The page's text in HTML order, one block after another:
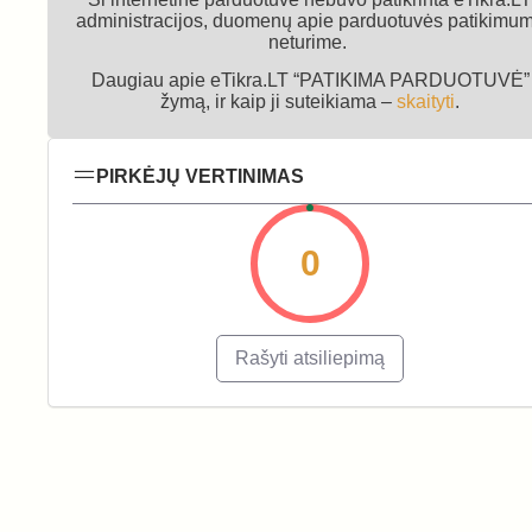
administracijos, duomenų apie parduotuvės
neturime.
Daugiau apie eTikra.LT “PATIKIMA PARDUOTUVĖ”
žymą, ir kaip ji suteikiama – skaityti.
PIRKĖJŲ VERTINIMAS
0
Rašyti atsiliepimą